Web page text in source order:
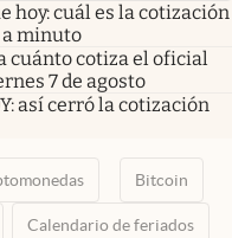
hoy: cuál es la cotización
a minuto
cuánto cotiza el oficial
7 de agosto
así cerró la cotización
Bitcoin
Calendario de feriados